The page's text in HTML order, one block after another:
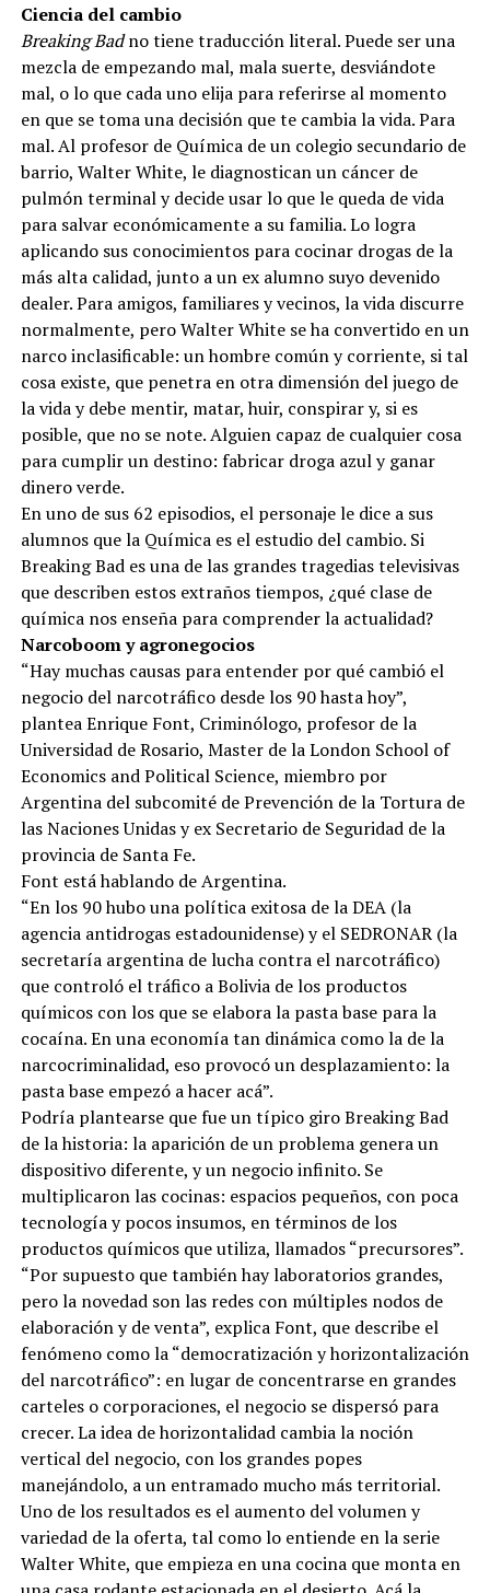
Ciencia del cambio
Breaking Badno tiene traducción literal. Puede ser una
mezcla de empezando mal, mala suerte, desviándote
mal, o lo que cada uno elija para referirse al momento
en que se toma una decisión que te cambia la vida. Para
mal. Al profesor de Química de un colegio secundario de
barrio, Walter White, le diagnostican un cáncer de
pulmón terminal y decide usar lo que le queda de vida
para salvar económicamente a su familia. Lo logra
aplicando sus conocimientos para cocinar drogas de la
más alta calidad, junto a un ex alumno suyo devenido
dealer. Para amigos, familiares y vecinos, la vida discurre
normalmente, pero Walter White se ha convertido en un
narco inclasificable: un hombre común y corriente, si tal
cosa existe, que penetra en otra dimensión del juego de
la vida y debe mentir, matar, huir, conspirar y, si es
posible, que no se note. Alguien capaz de cualquier cosa
para cumplir un destino: fabricar droga azul y ganar
dinero verde.
En uno de sus 62 episodios, el personaje le dice a sus
alumnos que la Química es el estudio del cambio. Si
Breaking Bad es una de las grandes tragedias televisivas
que describen estos extraños tiempos, ¿qué clase de
química nos enseña para comprender la actualidad?
Narcoboom y agronegocios
“Hay muchas causas para entender por qué cambió el
negocio del narcotráfico desde los 90 hasta hoy”,
plantea Enrique Font, Criminólogo, profesor de la
Universidad de Rosario, Master de la London School of
Economics and Political Science, miembro por
Argentina del subcomité de Prevención de la Tortura de
las Naciones Unidas y ex Secretario de Seguridad de la
provincia de Santa Fe.
Font está hablando de Argentina.
“En los 90 hubo una política exitosa de la DEA (la
agencia antidrogas estadounidense) y el SEDRONAR (la
secretaría argentina de lucha contra el narcotráfico)
que controló el tráfico a Bolivia de los productos
químicos con los que se elabora la pasta base para la
cocaína. En una economía tan dinámica como la de la
narcocriminalidad, eso provocó un desplazamiento: la
pasta base empezó a hacer acá”.
Podría plantearse que fue un típico giro Breaking Bad
de la historia: la aparición de un problema genera un
dispositivo diferente, y un negocio infinito. Se
multiplicaron las cocinas: espacios pequeños, con poca
tecnología y pocos insumos, en términos de los
productos químicos que utiliza, llamados “precursores”.
“Por supuesto que también hay laboratorios grandes,
pero la novedad son las redes con múltiples nodos de
elaboración y de venta”, explica Font, que describe el
fenómeno como la “democratización y horizontalización
del narcotráfico”: en lugar de concentrarse en grandes
carteles o corporaciones, el negocio se dispersó para
crecer. La idea de horizontalidad cambia la noción
vertical del negocio, con los grandes popes
manejándolo, a un entramado mucho más territorial.
Uno de los resultados es el aumento del volumen y
variedad de la oferta, tal como lo entiende en la serie
Walter White, que empieza en una cocina que monta en